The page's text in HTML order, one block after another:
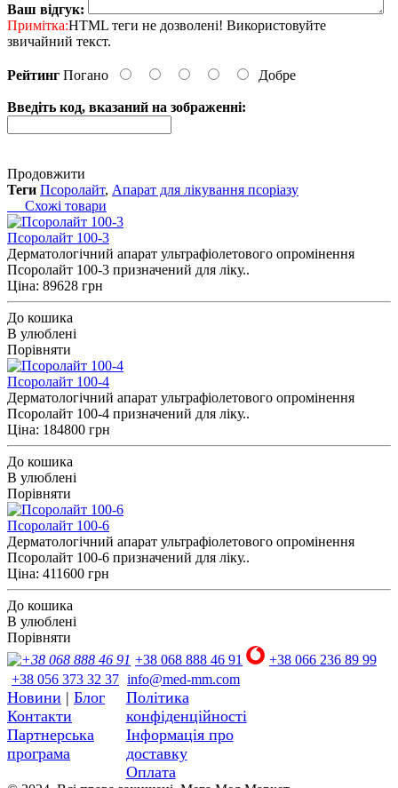
Ваш відгук:
Примітка:HTML теги не дозволені! Використовуйте
звичайний текст.
Рейтинг Погано Добре
Введіть код, вказаний на зображенні:
Продовжити
Теги Псоролайт, Апарат для лікування псоріазу
Схожі товари
Псоролайт 100-3
Дерматологічний апарат ультрафіолетового опромінення
Псоролайт 100-3 призначений для ліку..
Ціна: 89628 грн
До кошика
В улюблені
Порівняти
Псоролайт 100-4
Дерматологічний апарат ультрафіолетового опромінення
Псоролайт 100-4 призначений для ліку..
Ціна: 184800 грн
До кошика
В улюблені
Порівняти
Псоролайт 100-6
Дерматологічний апарат ультрафіолетового опромінення
Псоролайт 100-6 призначений для ліку..
Ціна: 411600 грн
До кошика
В улюблені
Порівняти
+38 068 888 46 91
+38 066 236 89 99
+38 056 373 32 37 info@med-mm.com
Новини | Блог
Контакти
Партнерська
програма
Політика
конфіденційності
Інформація про
доставку
Оплата